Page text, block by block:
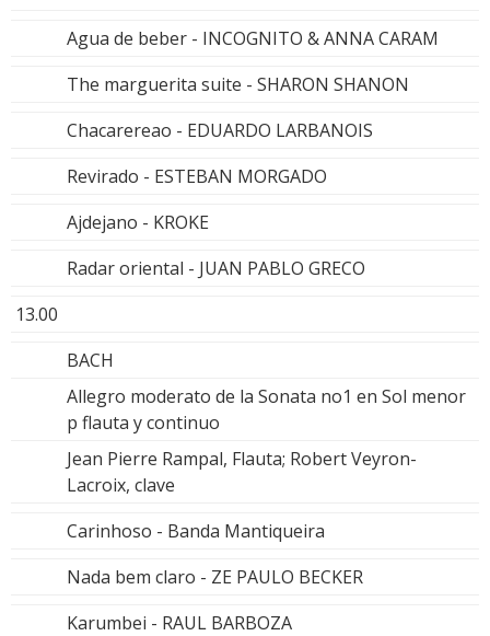
Agua de beber - INCOGNITO & ANNA CARAM
The marguerita suite - SHARON SHANON
Chacarereao - EDUARDO LARBANOIS
Revirado - ESTEBAN MORGADO
Ajdejano - KROKE
Radar oriental - JUAN PABLO GRECO
13.00
BACH
Allegro moderato de la Sonata no1 en Sol menor
p flauta y continuo
Jean Pierre Rampal, Flauta; Robert Veyron-
Lacroix, clave
Carinhoso - Banda Mantiqueira
Nada bem claro - ZE PAULO BECKER
Karumbei - RAUL BARBOZA